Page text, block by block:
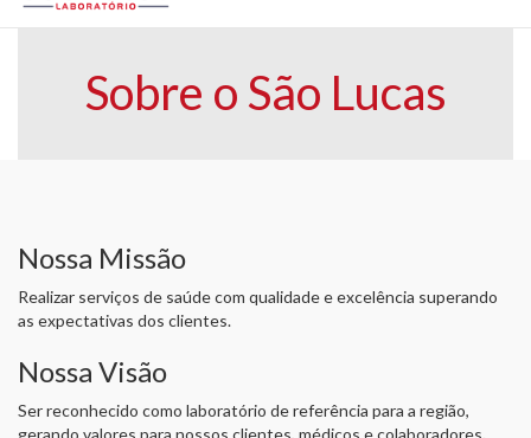
Sobre o São Lucas
Nossa Missão
Realizar serviços de saúde com qualidade e excelência superando
as expectativas dos clientes.
Nossa Visão
Ser reconhecido como laboratório de referência para a região,
gerando valores para nossos clientes, médicos e colaboradores.